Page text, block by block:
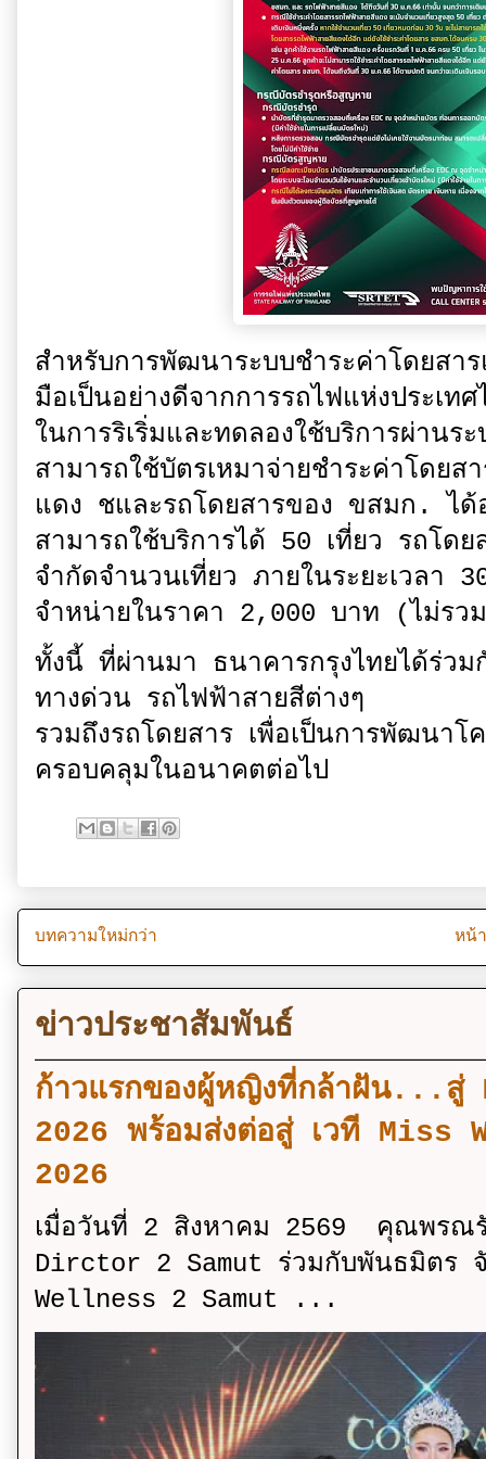
สำหรับการพัฒนาระบบชำระค่าโดยส
มือเป็นอย่างดีจากการรถไฟแห่งประเท
ในการริเริ่มและทดลองใช้บริการผ่าน
สามารถใช้บัตรเหมาจ่ายชำระค่าโดยส
แดง ชและรถโดยสารของ ขสมก. ได้
สามารถใช้บริการได้ 50 เที่ยว รถโด
จำกัดจำนวนเที่ยว ภายในระยะเวลา
จำหน่ายในราคา 2,000 บาท (ไม่รว
ทั้งนี้ ที่ผ่านมา ธนาคารกรุงไทยได้ร่ว
ทางด่วน รถไฟฟ้าสายสีต่างๆ
รวมถึงรถโดยสาร เพื่อเป็นการพัฒนาโ
ครอบคลุมในอนาคตต่อไป
บทความใหม่กว่า หน้
ข่าวประชาสัมพันธ์
ก้าวแรกของผู้หญิงที่กล้าฝัน...
2026 พร้อมส่งต่อสู่ เวที
2026
เมื่อวันที่ 2 สิงหาคม 2569 คุณพร
Dirctor 2 Samut ร่วมกับพันธมิตร จั
Wellness 2 Samut ...